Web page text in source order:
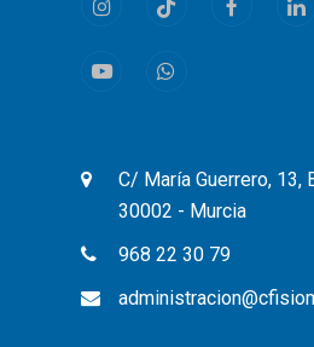
InstagramTiktok Facebook
YoutubeWhatsapp
C/ María Guerrero, 13,
30002 - Murcia
968 22 30 79